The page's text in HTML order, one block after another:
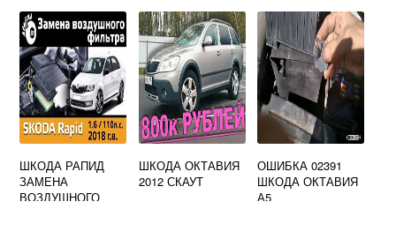
ШКОДА РАПИД
ЗАМЕНА
ВОЗДУШНОГО
ШКОДА ОКТАВИЯ
2012 СКАУТ
ОШИБКА 02391
ШКОДА ОКТАВИЯ
А5